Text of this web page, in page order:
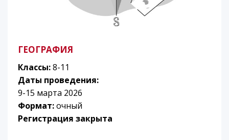
ГЕОГРАФИЯ
Классы:8-11
Даты проведения:
9-15 марта 2026
Формат:очный
Регистрация закрыта